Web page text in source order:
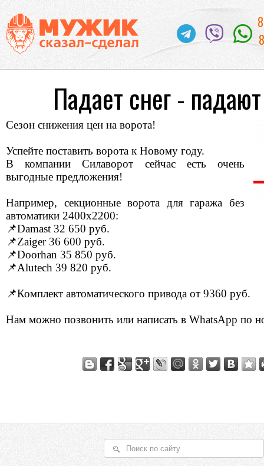
Падает снег -
Сезон снижения цен на ворота!
Успейте поставить ворота к Новому году.
В компании Силаворот сейчас есть очень
выгодные предложения!
Например, секционные ворота для гаража без
автоматики 2400х2200:
📌Damast 32 650 руб.
📌Zaiger 36 600 руб.
📌Doorhan 35 850 руб.
📌Alutech 39 820 руб.
📌Комплект автоматического привода от 9360 руб.
Нам можно позвонить или написать в WhatsApp по